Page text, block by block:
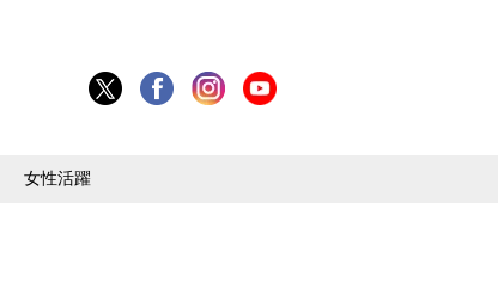
女性活躍